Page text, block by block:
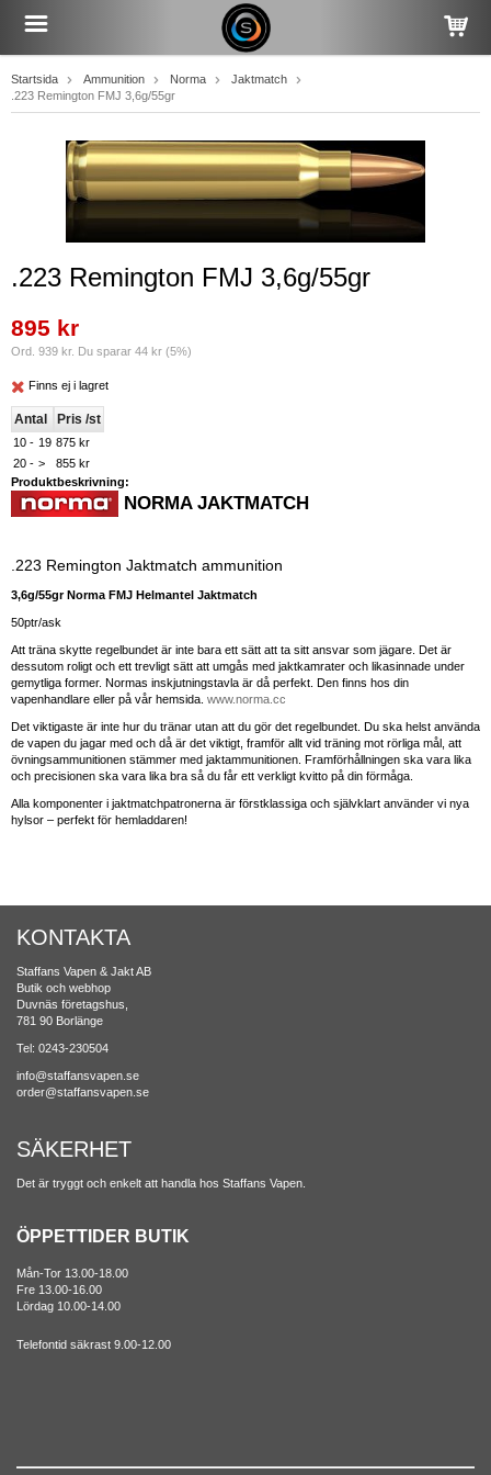
Startsida Ammunition Norma
Jaktmatch
.223 Remington FMJ 3,6g/55gr
.223 Remington FMJ 3,6g/55gr
895 kr
Ord. 939 kr. Du sparar 44 kr (5%)
Finns ej i lagret
Antal Pris /st
10 - 19 875 kr
20 - >
855 kr
Produktbeskrivning:
NORMA JAKTMATCH
.223 Remington Jaktmatch ammunition
3,6g/55gr Norma FMJ Helmantel Jaktmatch
50ptr/ask
Att träna skytte regelbundet är inte bara ett sätt att ta sitt ansvar som jägare. Det är
dessutom roligt och ett trevligt sätt att umgås med jaktkamrater och likasinnade under
gemytliga former. Normas inskjutningstavla är då perfekt. Den finns hos din
vapenhandlare eller på vår hemsida. www.norma.cc
Det viktigaste är inte hur du tränar utan att du gör det regelbundet. Du ska helst använda
de vapen du jagar med och då är det viktigt, framför allt vid träning mot rörliga mål, att
övnings­ammunitionen stämmer med jaktammunitionen. Framförhållningen ska vara lika
och precisionen ska vara lika bra så du får ett verkligt kvitto på din förmåga.
Alla komponenter i jaktmatchpatronerna är förstklassiga och självklart använder vi nya
hylsor – perfekt för hemladdaren!
KONTAKTA
Staffans Vapen & Jakt AB
Butik och webhop
Duvnäs företagshus,
781 90 Borlänge
Tel: 0243-230504
info@staffansvapen.se
order@staffansvapen.se
SÄKERHET
Det är tryggt och enkelt att handla hos Staffans Vapen.
ÖPPETTIDER BUTIK
Mån-Tor 13.00-18.00
Fre 13.00-16.00
Lördag 10.00-14.00
Telefontid säkrast 9.00-12.00